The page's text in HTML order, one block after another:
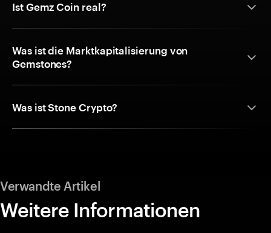
Ist Gemz Coin real?
Was ist die Marktkapitalisierung von
Gemstones?
Was ist Stone Crypto?
Verwandte Artikel
Weitere Informationen